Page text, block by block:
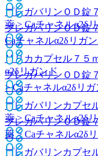
プレガバリンＯＤ錠
薬 > Caチャネルα2δ
リリカカプセル７５
α2δリガンド
プレガバリンカプセ
薬 > Caチャネルα2δ
プレガバリンカプセ
プレガバリンＯＤ錠
Caチャネルα2δリガ
プレガバリンＯＤ錠
> Caチャネルα2δリガ
プレガバリンＯＤ錠
薬 > Caチャネルα2δ